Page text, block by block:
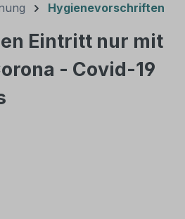
Hygienevorschriften
Eintritt nur mit
- Covid-19